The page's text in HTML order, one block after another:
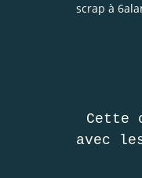
scrap à
Cette
avec